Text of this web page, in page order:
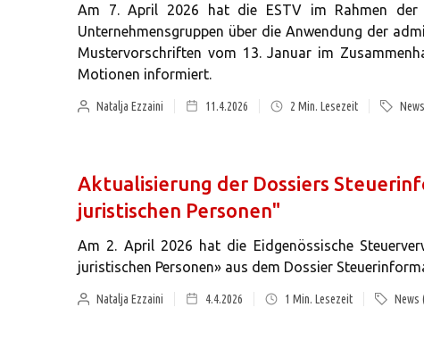
Am 7. April 2026 hat die ESTV im Rahmen der
Unternehmensgruppen über die Anwendung der
Mustervorschriften vom 13. Januar im
Motionen informiert.
Natalja Ezzaini 11.4.2026 2 Min. Lesezeit
Aktualisierung der Dossiers
juristischen Personen"
Am 2. April 2026 hat die Eidgenössische
juristischen Personen» aus dem Dossier
Natalja Ezzaini 4.4.2026 1 Min. Lesezeit News